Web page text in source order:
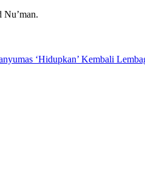
Nu’man.
‘Hidupkan’ Kembali